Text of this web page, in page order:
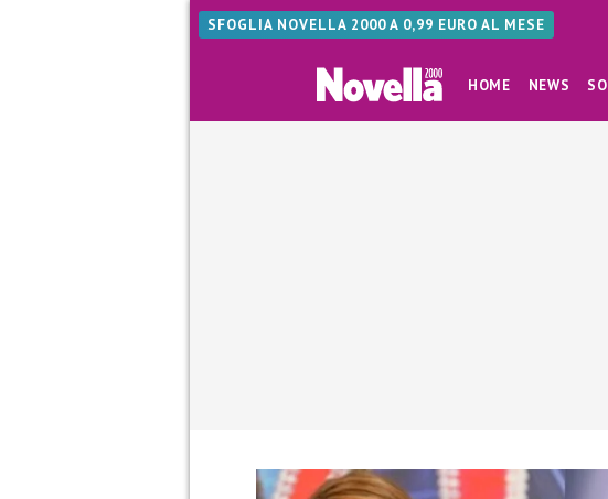
SFOGLIA NOVELLA 2000 A 0,99 EURO AL MESE
HOME NEWS